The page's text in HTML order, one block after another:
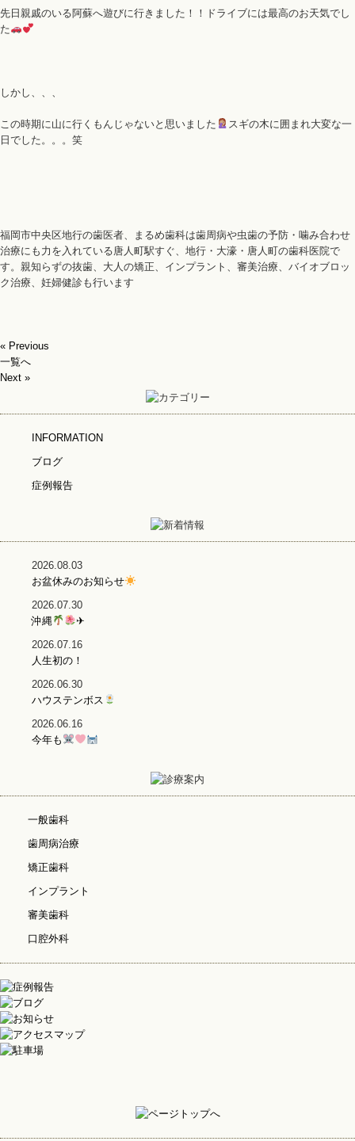
先日親戚のいる阿蘇へ遊びに行きました！！ドライブには最高のお天気でし
た
しかし、、、
この時期に山に行くもんじゃないと思いました
スギの木に囲まれ大変な一
日でした。。。笑
福岡市中央区地行の歯医者、まるめ歯科は歯周病や虫歯の予防・噛み合わせ
治療にも力を入れている唐人町駅すぐ、地行・大濠・唐人町の歯科医院で
す。親知らずの抜歯、大人の矯正、インプラント、審美治療、バイオブロッ
ク治療、妊婦健診も行います
« Previous
一覧へ
Next »
INFORMATION
ブログ
症例報告
2026.08.03
お盆休みのお知らせ
2026.07.30
沖縄
✈
2026.07.16
人生初の！
2026.06.30
ハウステンボス
2026.06.16
今年も
一般歯科
歯周病治療
矯正歯科
インプラント
審美歯科
口腔外科